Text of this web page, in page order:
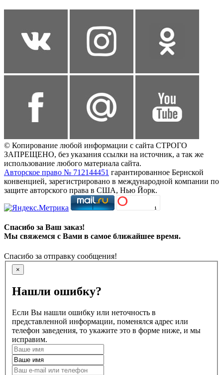
© Копирование любой информации с сайта СТРОГО
ЗАПРЕЩЕНО, без указания ссылки на источник, а так же
использование любого материала сайта.
Авторское право № 712144451 гарантированное Бернской
конвенцией, зарегистрировано в международной компании по
защите авторского права в США, Нью Йорк.
Спасибо за Ваш заказ!
Мы свяжемся с Вами в самое ближайшее время.
Спасибо за отправку сообщения!
×
Нашли ошибку?
Если Вы нашли ошибку или неточность в
представленной информации, поменялся адрес или
телефон заведения, то укажите это в форме ниже, и мы
исправим.